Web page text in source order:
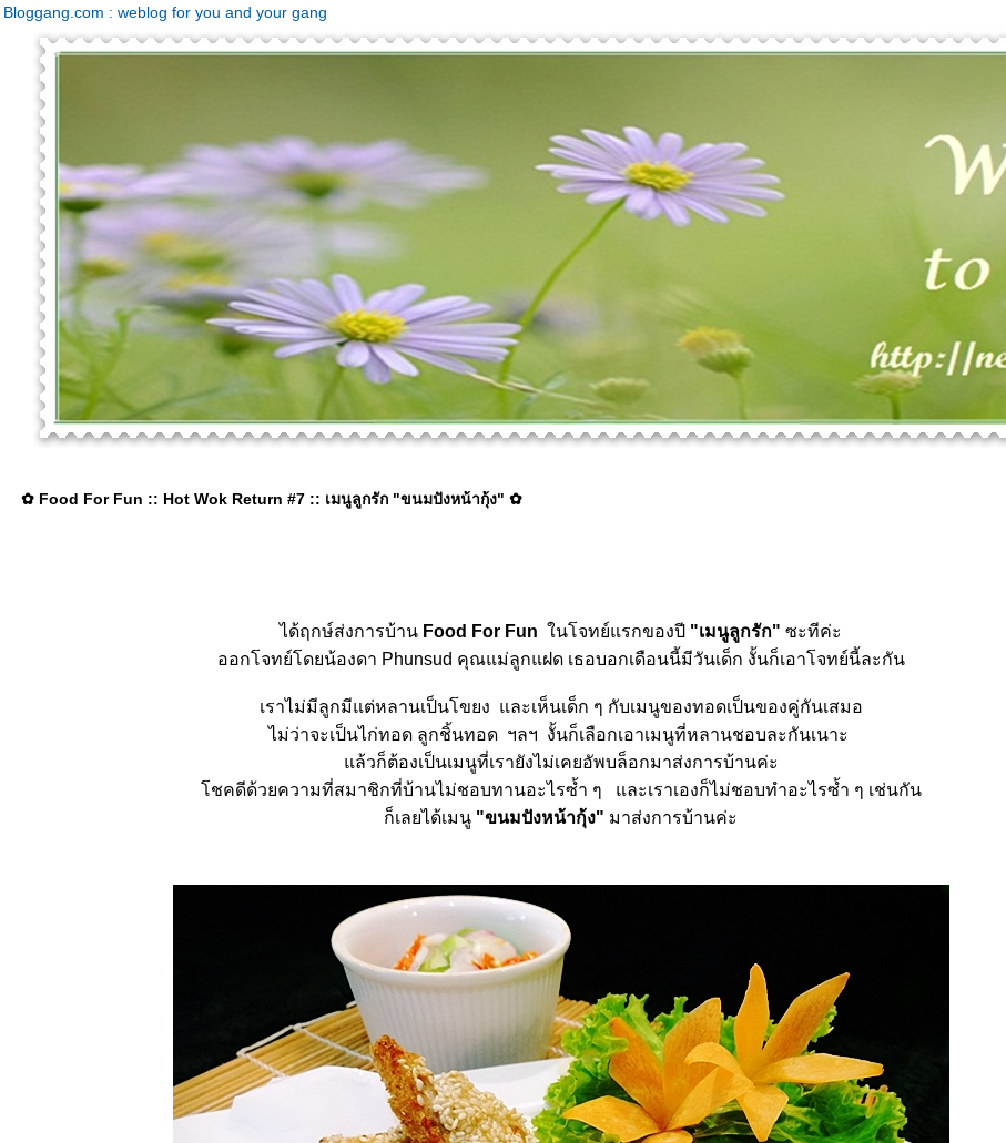
Bloggang.com : weblog for you and your gang
✿ Food For Fun :: Hot Wok Return #7 :: เมนูลูกรัก "ขนมปังหน้ากุ้ง" ✿
ได้ฤกษ์ส่งการบ้าน Food For Fun นโจทย์แรกของปี "เมนูลูกรัก" ซะทีค่ะ
ออกโจทย์โดยน้องดา Phunsud คุณแม่ลูกแฝด เธอบอกเดือนนี้มีวันเด็ก งั้นก็เอาโจทย์นี้ละกัน
เราไม่มีลูกมีแต่หลานเป็นโขยง และเห็นเด็ก ๆ กับเมนูของทอดเป็นของคู่กันเสมอ
ไม่ว่าจะเป็นไก่ทอด ลูกชิ้นทอด ฯลฯ งั้นก็เลือกเอาเมนูที่หลานชอบละกันเนาะ
ล้วก็ต้องเป็นเมนูที่เรายังไม่เคยอัพบล็อกมาส่งการบ้านค่ะ
ชคดีด้วยความที่สมาชิกที่บ้านไม่ชอบทานอะไรซ้ำ ๆ ละเราเองก็ไม่ชอบทำอะไรซ้ำ ๆ เช่นกัน
ก็เลยได้เมนู "ขนมปังหน้ากุ้ง" มาส่งการบ้านค่ะ